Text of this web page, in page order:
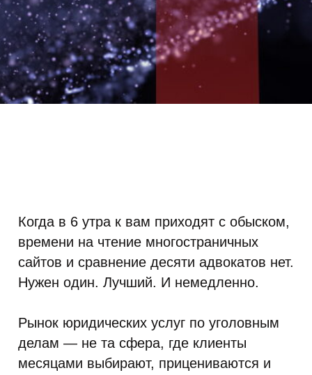
Когда в 6 утра к вам приходят с обыском,
времени на чтение многостраничных
сайтов и сравнение десяти адвокатов нет.
Нужен один. Лучший. И немедленно.
Рынок юридических услуг по уголовным
делам — не та сфера, где клиенты
месяцами выбирают, прицениваются и